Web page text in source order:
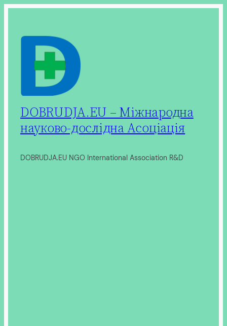
вмісту
DOBRUDJA.EU – Міжнародна
науково-дослідна Асоціація
DOBRUDJA.EU NGO International Association R&D